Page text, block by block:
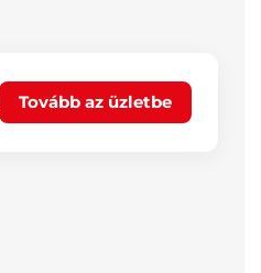
Tovább az üzletbe